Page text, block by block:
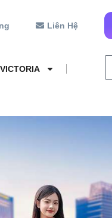
Liên Hệ
VICTORIA